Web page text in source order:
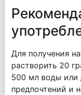
Для получения
растворить 20
500 мл воды или
предпочтений и